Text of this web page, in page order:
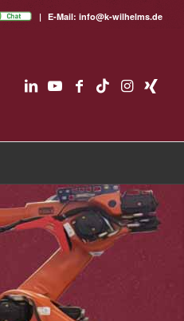
E-Mail:info@k-wilhelms.de